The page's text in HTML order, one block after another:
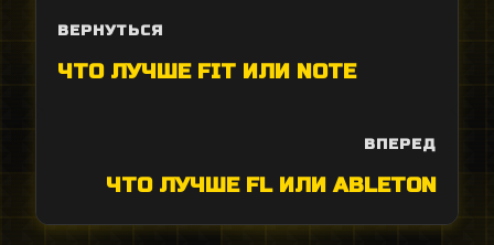
ВЕРНУТЬСЯ
ЧТО ЛУЧШЕ FIT ИЛИ NOTE
ВПЕРЕД
ЧТО ЛУЧШЕ FL ИЛИ ABLETON